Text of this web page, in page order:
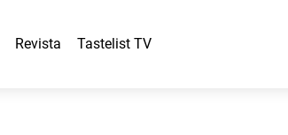
Revista Tastelist TV